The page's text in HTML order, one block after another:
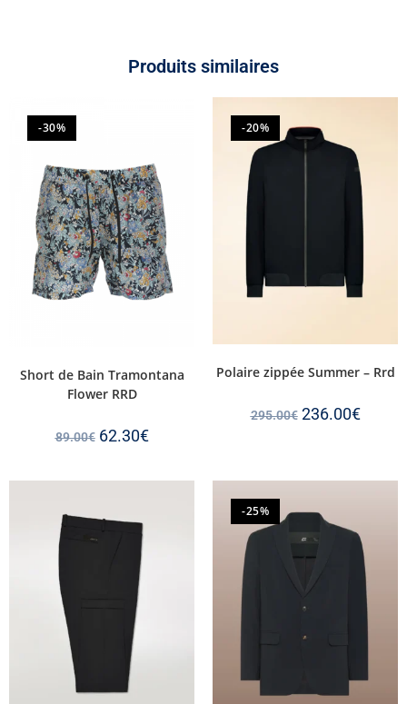
Produits similaires
-30%
Short de Bain Tramontana
Flower RRD
89.00€ 62.30€
-20%
Polaire zippée Summer – Rrd
295.00€ 236.00€
-25%